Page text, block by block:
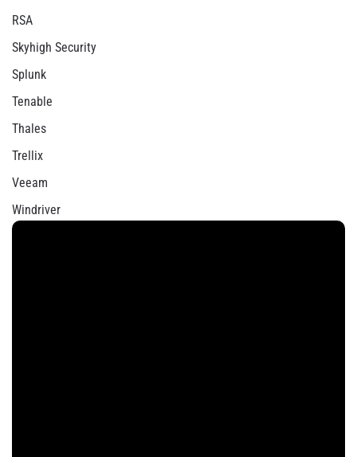
RSA
Skyhigh Security
Splunk
Tenable
Thales
Trellix
Veeam
Windriver